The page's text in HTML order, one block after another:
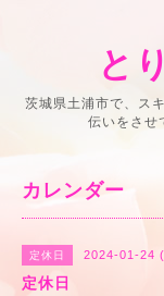
と
茨城県土浦市で、ス
伝いをさせ
カレンダー
定休日 2024-01-24
定休日